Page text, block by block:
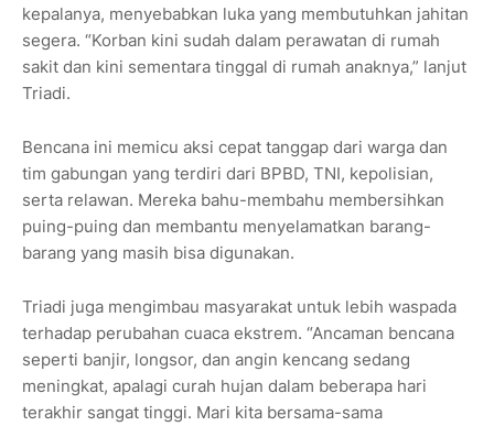
kepalanya, menyebabkan luka yang membutuhkan jahitan
segera. “Korban kini sudah dalam perawatan di rumah
sakit dan kini sementara tinggal di rumah anaknya,” lanjut
Triadi.
Bencana ini memicu aksi cepat tanggap dari warga dan
tim gabungan yang terdiri dari BPBD, TNI, kepolisian,
serta relawan. Mereka bahu-membahu membersihkan
puing-puing dan membantu menyelamatkan barang-
barang yang masih bisa digunakan.
Triadi juga mengimbau masyarakat untuk lebih waspada
terhadap perubahan cuaca ekstrem. “Ancaman bencana
seperti banjir, longsor, dan angin kencang sedang
meningkat, apalagi curah hujan dalam beberapa hari
terakhir sangat tinggi. Mari kita bersama-sama